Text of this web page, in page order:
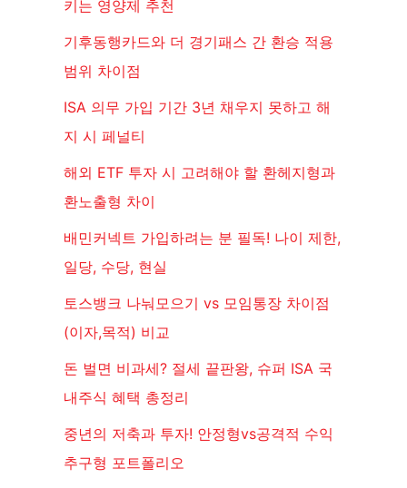
키는 영양제 추천
기후동행카드와 더 경기패스 간 환승 적용
범위 차이점
ISA 의무 가입 기간 3년 채우지 못하고 해
지 시 페널티
해외 ETF 투자 시 고려해야 할 환헤지형과
환노출형 차이
배민커넥트 가입하려는 분 필독! 나이 제한,
일당, 수당, 현실
토스뱅크 나눠모으기 vs 모임통장 차이점
(이자,목적) 비교
돈 벌면 비과세? 절세 끝판왕, 슈퍼 ISA 국
내주식 혜택 총정리
중년의 저축과 투자! 안정형vs공격적 수익
추구형 포트폴리오